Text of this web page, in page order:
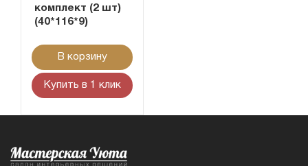
комплект (2 шт)
(40*116*9)
В корзину
Купить в 1 клик